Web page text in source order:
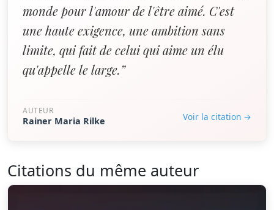
monde pour l'amour de l'être aimé. C'est
une haute exigence, une ambition sans
limite, qui fait de celui qui aime un élu
qu'appelle le large.”
AUTEUR
Rainer Maria Rilke Voir la citation →
Citations du même auteur